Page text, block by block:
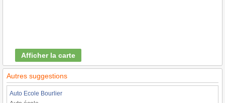
Afficher la carte
Autres suggestions
Auto Ecole Bourlier